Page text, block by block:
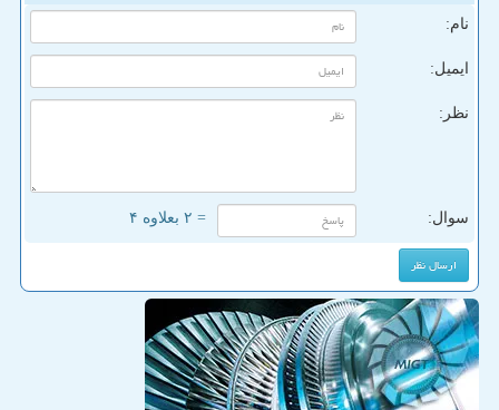
نام:
ایمیل:
نظر:
سوال: = ۲ بعلاوه ۴